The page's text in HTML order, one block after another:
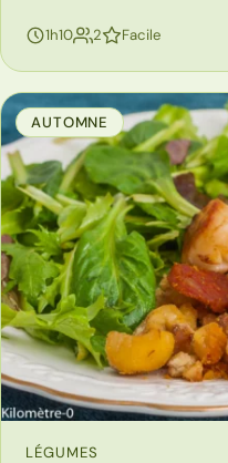
1h10 2personnes
Facile
AUTOMNE
LÉGUMES